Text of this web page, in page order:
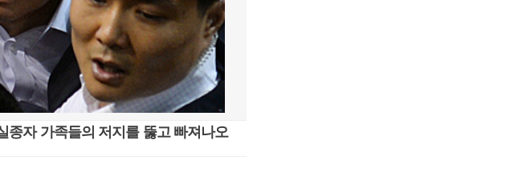
종자 가족들의 저지를 뚫고 빠져나오